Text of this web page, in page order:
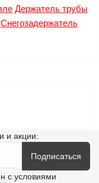
Держатель трубы
Снегозадержатель
и акции:
Подписаться
с условиями